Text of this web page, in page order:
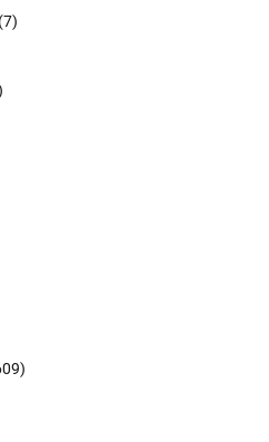
(7)